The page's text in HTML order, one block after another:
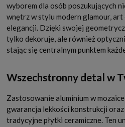
wyborem dla osób poszukujących
wnętrz w stylu modern glamour,
elegancji. Dzięki swojej
tylko dekoruje, ale również
stając się centralnym punktem
Wszechstronny detal w
Zastosowanie aluminium w
gwarancja lekkości konstrukcji
tradycyjne płytki ceramiczne. Ten